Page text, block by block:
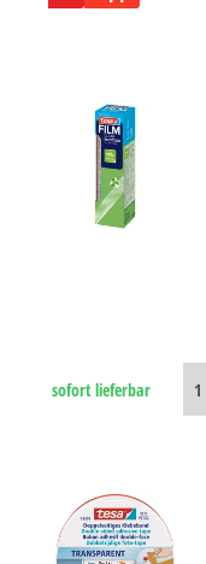
sofort lieferbar